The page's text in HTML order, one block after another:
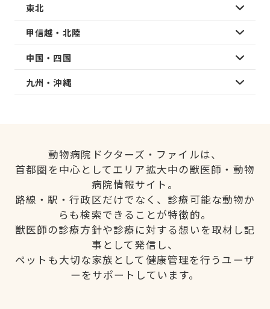
東北
甲信越・北陸
中国・四国
九州・沖縄
動物病院ドクターズ・ファイルは、
首都圏を中心としてエリア拡大中の獣医師・動物
病院情報サイト。
路線・駅・行政区だけでなく、診療可能な動物か
らも検索できることが特徴的。
獣医師の診療方針や診療に対する想いを取材し記
事として発信し、
ペットも大切な家族として健康管理を行うユーザ
ーをサポートしています。